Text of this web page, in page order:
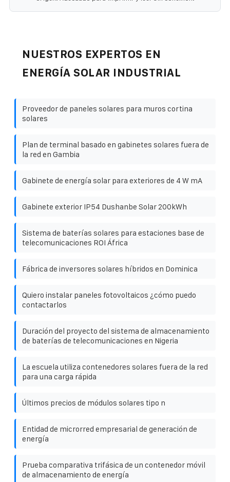
NUESTROS EXPERTOS EN
ENERGÍA SOLAR INDUSTRIAL
Proveedor de paneles solares para muros cortina
solares
Plan de terminal basado en gabinetes solares fuera de
la red en Gambia
Gabinete de energía solar para exteriores de 4 W mA
Gabinete exterior IP54 Dushanbe Solar 200kWh
Sistema de baterías solares para estaciones base de
telecomunicaciones ROI África
Fábrica de inversores solares híbridos en Dominica
Quiero instalar paneles fotovoltaicos ¿cómo puedo
contactarlos
Duración del proyecto del sistema de almacenamiento
de baterías de telecomunicaciones en Nigeria
La escuela utiliza contenedores solares fuera de la red
para una carga rápida
Últimos precios de módulos solares tipo n
Entidad de microrred empresarial de generación de
energía
Prueba comparativa trifásica de un contenedor móvil
de almacenamiento de energía